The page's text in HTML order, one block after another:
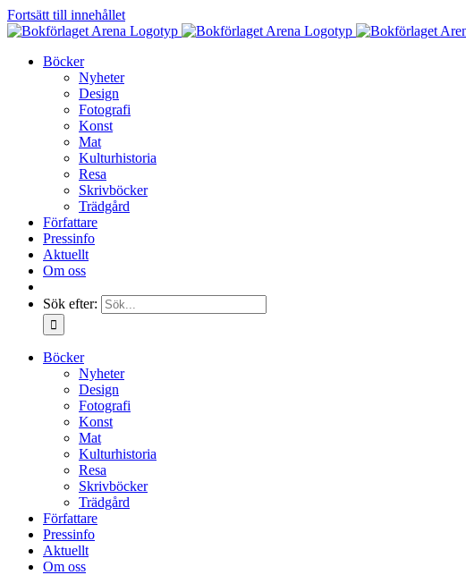
Fortsätt till innehållet
Böcker
Nyheter
Design
Fotografi
Konst
Mat
Kulturhistoria
Resa
Skrivböcker
Trädgård
Författare
Pressinfo
Aktuellt
Om oss
Sök efter:
Böcker
Nyheter
Design
Fotografi
Konst
Mat
Kulturhistoria
Resa
Skrivböcker
Trädgård
Författare
Pressinfo
Aktuellt
Om oss